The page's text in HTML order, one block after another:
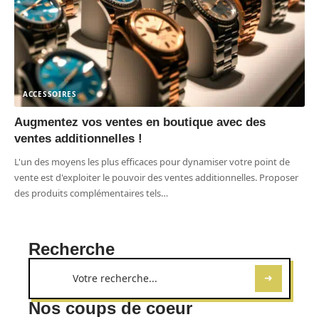
ACCESSOIRES
Augmentez vos ventes en boutique avec des
ventes additionnelles !
L'un des moyens les plus efficaces pour dynamiser votre point de
vente est d'exploiter le pouvoir des ventes additionnelles. Proposer
des produits complémentaires tels…
Recherche
Nos coups de coeur